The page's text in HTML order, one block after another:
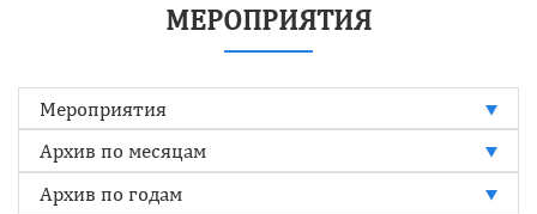
МЕРОПРИЯТИЯ
Мероприятия
Архив по месяцам
Архив по годам